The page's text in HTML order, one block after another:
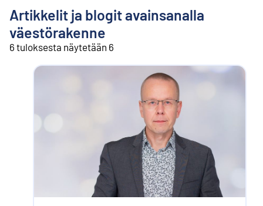
Artikkelit ja blogit avainsanalla
väestörakenne
6 tuloksesta näytetään 6